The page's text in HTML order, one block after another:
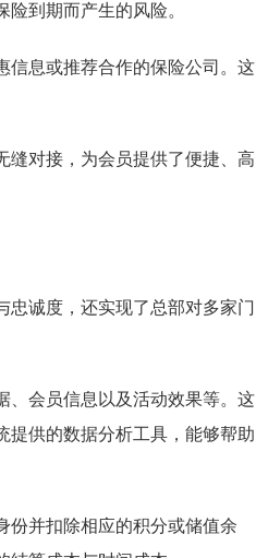
到期而产生的风险。
信息或推荐合作的保险公司。这
缝对接，为会员提供了便捷、高
忠诚度，还实现了总部对多家门
、会员信息以及活动效果等。这
提供的数据分析工具，能够帮助
份并扣除相应的积分或储值余